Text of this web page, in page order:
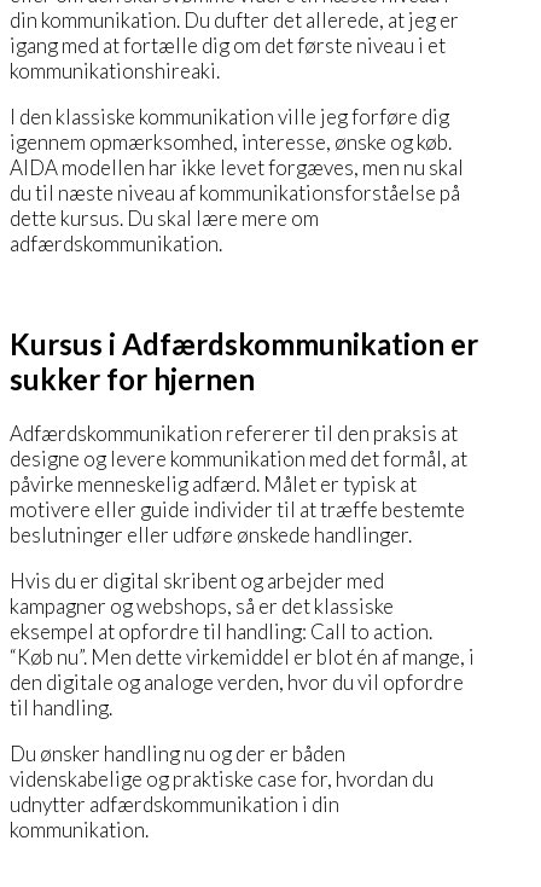
din kommunikation. Du dufter det allerede, at jeg er
igang med at fortælle dig om det første niveau i et
kommunikationshireaki.
I den klassiske kommunikation ville jeg forføre dig
igennem opmærksomhed, interesse, ønske og køb.
AIDA modellen har ikke levet forgæves, men nu skal
du til næste niveau af kommunikationsforståelse på
dette kursus. Du skal lære mere om
adfærdskommunikation.
Kursus i Adfærdskommunikation er
sukker for hjernen
Adfærdskommunikation refererer til den praksis at
designe og levere kommunikation med det formål, at
påvirke menneskelig adfærd. Målet er typisk at
motivere eller guide individer til at træffe bestemte
beslutninger eller udføre ønskede handlinger.
Hvis du er digital skribent og arbejder med
kampagner og webshops, så er det klassiske
eksempel at opfordre til handling: Call to action.
“Køb nu”. Men dette virkemiddel er blot én af mange, i
den digitale og analoge verden, hvor du vil opfordre
til handling.
Du ønsker handling nu og der er båden
videnskabelige og praktiske case for, hvordan du
udnytter adfærdskommunikation i din
kommunikation.